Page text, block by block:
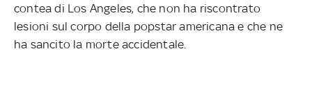
contea di Los Angeles, che non ha riscontrato
lesioni sul corpo della popstar americana e che ne
ha sancito la morte accidentale.